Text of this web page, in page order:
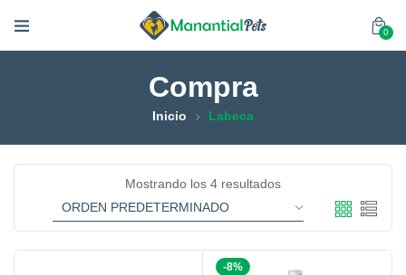
0
Compra
Inicio Labeca
Mostrando los 4 resultados
-8%